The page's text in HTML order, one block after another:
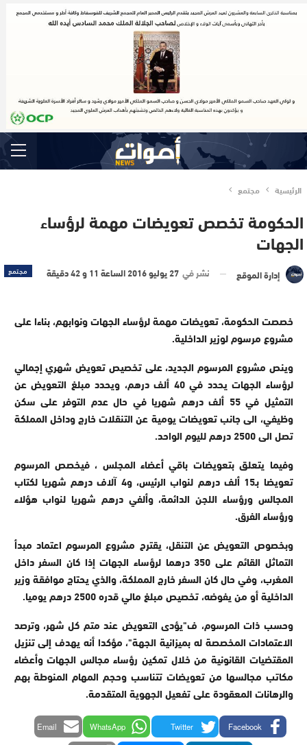
الرئيسية مجتمع
الحكومة تخصص تعويضات مهمة لرؤساء
الجهات
مجتمع إدارة الموقع نشر في 27 يوليو 2016 الساعة 11 و 42 دقيقة
خصصت الحكومة، تعويضات مهمة لرؤساء الجهات ونوابهم، بناءا على
مشروع مرسوم لوزير الداخلية.
وينص مشروع المرسوم الجديد، على تخصيص تعويض شهري إجمالي
لرؤساء الجهات يحدد في 40 ألف درهم، ويحدد مبلغ التعويض عن
التمثيل في 55 ألف درهم شهريا في حال عدم التوفر على سكن
وظيفي، الى جانب تعويضات يومية عن التنقلات خارج وداخل المملكة
تصل الى 2500 درهم لليوم الواحد.
وفيما يتعلق بتعويضات باقي أعضاء المجلس ، فيخصص المرسوم
تعويضا بـ15 ألف درهم لنواب الرئيس، و4 آلاف درهم شهريا لكتاب
المجالس ورؤساء اللجن الدائمة، وألفي درهم شهريا لنواب هؤلاء
ورؤساء الفرق.
وبخصوص التعويض عن التنقل، يقترح مشروع المرسوم اعتماد مبدأ
التماثل القائم على 350 درهما لرؤساء الجهات إذا كان السفر داخل
المغرب، وفي حال كان السفر خارج المملكة، والذي يحتاج موافقة وزير
الداخلية أو من يفوضه، تخصيص مبلغ مالي قدره 2500 درهم يوميا.
وحسب ذات المرسوم، ف"يؤدى التعويض عند متم كل شهر، وترصد
الاعتمادات المخصصة له بميزانية الجهة"، مؤكدا أنه يهدف إلى تنزيل
المقتضيات القانونية من خلال تمكين رؤساء مجالس الجهات وأعضاء
مكاتب مجالسها من تعويضات تتناسب وحجم المهام المنوطة بهم
والرهانات المعقودة على تفعيل الجهوية المتقدمة.
Facebook
Twitter
WhatsApp
Email